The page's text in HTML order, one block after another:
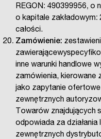
REGON: 490399956, o
o kapitale zakładowym:
całości.
Zamówienie:
inne warunki handlowe
zamówienia, kierowane
jako zapytanie
zewnętrznych
Towarów znajdujących
odpowiada za działania
zewnętrznych